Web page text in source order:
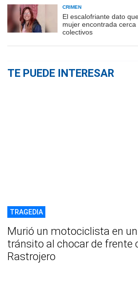
CRIMEN
El escalofriante dato
mujer encontrada
colectivos
TE PUEDE INTERESAR
TRAGEDIA
Murió un motociclista en
tránsito al chocar de frente
Rastrojero